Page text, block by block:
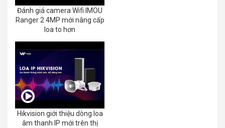
Đánh giá camera Wifi IMOU
Ranger 2 4MP mới nâng cấp
loa to hơn
Hikvision giới thiệu dòng loa
âm thanh IP mới trên thị